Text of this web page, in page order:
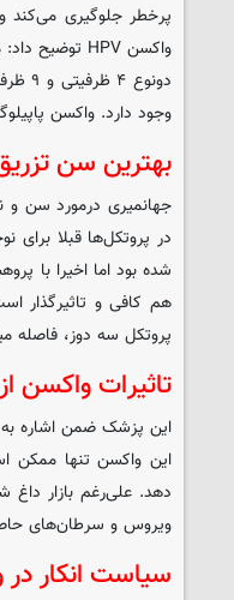
پرخطر جلوگیری می‌کند
وجود دارد. واکسن
بهترین سن
پروتکل سه دوز، فاصله میان
تاثیرات واکسن
این واکسن تنها ممکن
ویروس و سرطان‌های
سیاست انکار